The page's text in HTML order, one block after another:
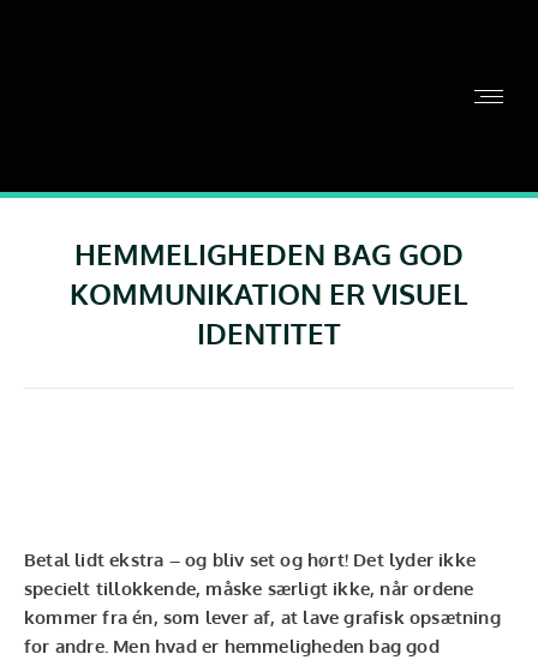
HEMMELIGHEDEN BAG GOD
KOMMUNIKATION ER VISUEL
IDENTITET
Betal lidt ekstra – og bliv set og hørt! Det lyder ikke
specielt tillokkende, måske særligt ikke, når ordene
kommer fra én, som lever af, at lave grafisk opsætning
for andre. Men hvad er hemmeligheden bag god